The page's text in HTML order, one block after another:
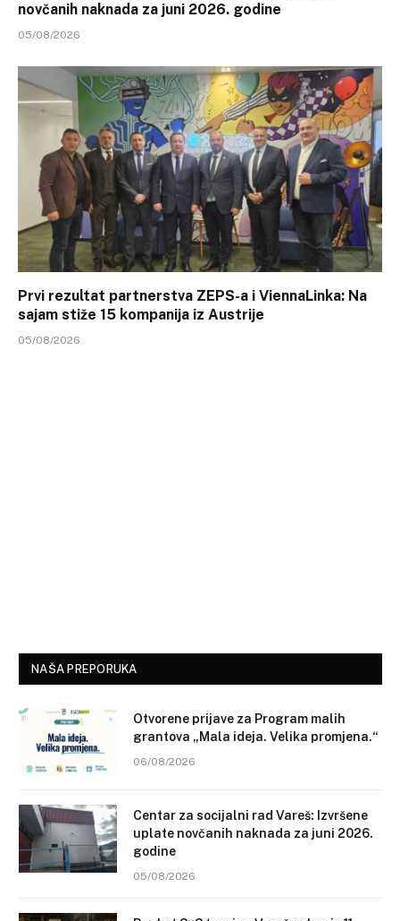
novčanih naknada za juni 2026. godine
05/08/2026
Prvi rezultat partnerstva ZEPS-a i ViennaLinka: Na
sajam stiže 15 kompanija iz Austrije
05/08/2026
NAŠA PREPORUKA
Otvorene prijave za Program malih
grantova „Mala ideja. Velika promjena.“
06/08/2026
Centar za socijalni rad Vareš: Izvršene
uplate novčanih naknada za juni 2026.
godine
05/08/2026